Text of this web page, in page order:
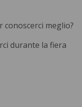
meglio?
durante la fiera